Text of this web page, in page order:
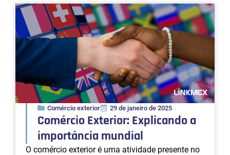
Comércio exterior 29 de janeiro de 2025
Comércio Exterior: Explicando a
importância mundial
O comércio exterior é uma atividade presente no